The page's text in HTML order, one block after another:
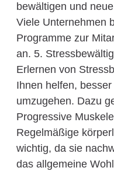
bewältigen und
Viele Unternehmen
Programme zur
an. 5.
Erlernen von
Ihnen helfen,
umzugehen. Dazu
Progressive
Regelmäßige
wichtig, da sie
das allgemeine